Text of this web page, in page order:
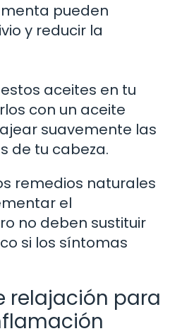
pueden
y reducir la
aceites en tu
con un aceite
suavemente las
de tu cabeza.
remedios naturales
el
no deben sustituir
si los síntomas
relajación para